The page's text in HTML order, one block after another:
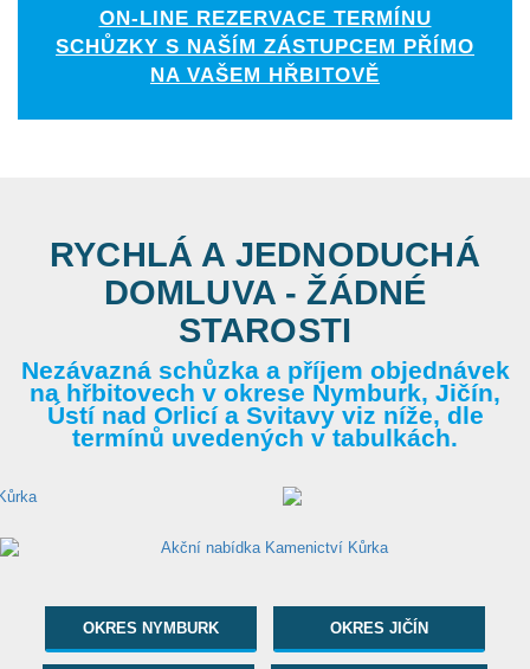
ON-LINE REZERVACE TERMÍNU
SCHŮZKY S NAŠÍM ZÁSTUPCEM PŘÍMO
NA VAŠEM HŘBITOVĚ
RYCHLÁ A JEDNODUCHÁ
DOMLUVA - ŽÁDNÉ
STAROSTI
Nezávazná schůzka a příjem objednávek
na hřbitovech v okrese Nymburk, Jičín,
Ústí nad Orlicí a Svitavy viz níže, dle
termínů uvedených v tabulkách.
OKRES NYMBURK OKRES JIČÍN